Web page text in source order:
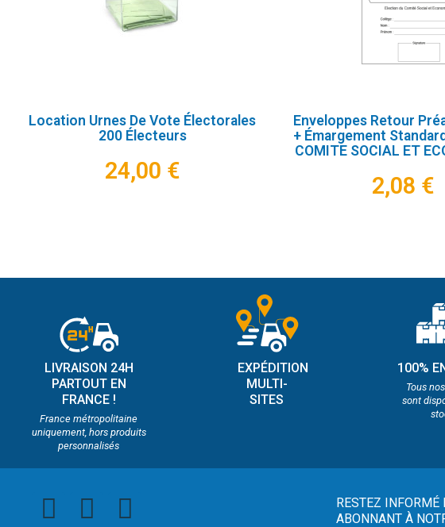
Location Urnes De Vote Électorales
200 Électeurs
24,00 €
Enveloppes Retour
+ Émargement
COMITE SOCIAL ET
2,08 €
LIVRAISON 24H
PARTOUT EN
FRANCE !
France métropolitaine
uniquement, hors produits
personnalisés
EXPÉDITION
MULTI-
SITES
100%
Tous
sont
RESTEZ INFORMÉ
ABONNANT À